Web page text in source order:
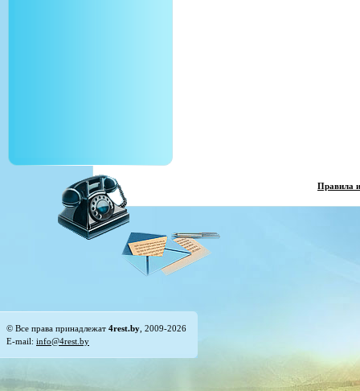
Правила
© Все права принадлежат 4rest.by , 2009-2026
E-mail: info@4rest.by